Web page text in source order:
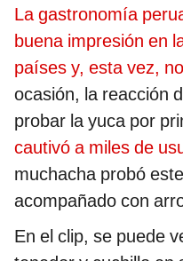
La gastronomía
buena impresión en
países y, esta vez,
ocasión, la reacción
probar la yuca por
cautivó a miles de
muchacha probó
acompañado con
En el clip, se puede